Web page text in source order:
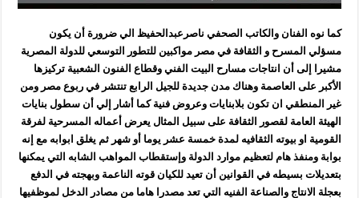
كما نوه الفنان والكاتب الصحفي ناصرعبدالحفيظ الي ضرورة أن يكون
مسؤلي المسرح و الثقافة في مصر مواكبين للتطور التوسعي للدولة المصرية
مشيرا إلى أن انتاجات مسارح البيت الفني وقطاع الفنون الشعبية تركيزها
الأكبر على العاصمة وهناك مدن جديدة للجيل الرابع تنتشر في ربوع مصر ومن
غير المنطقي ان تكون بلابنايات وعروض فنية كما أشار إلي أن سطول بنايات
الهيئة العامة لقصور الثقافة على سبيل المثال يعرض أعماله المسرحية لفرقة
القومية او بيوته الثقافيه لمدة خمسة عشر يوما أو شهر ثم يغلق ابوابه مع إنه
بوابة ومنفذ هام لتعظيم موارد الدولة وإستقطاب المواهب الشابه التي يمكنها
بتعديلات بسيطه في القوانين أن تعيد للكيان قوته الناعمة وبهجته في الدفع
بعجلة الانتاج والصناعة الفنيه التي تعد مصدرا هاما من مصادر الدخل لموظفيها